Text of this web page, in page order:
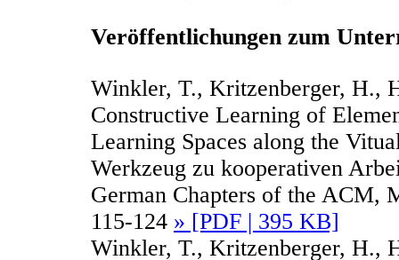
Veröffentlichungen zum
Winkler, T., Kritzenberger, H.,
Constructive Learning of
Learning Spaces along the
Werkzeug zu kooperativen
German Chapters of the ACM,
115-124 » [PDF | 395 KB]
Winkler, T., Kritzenberger, H.,